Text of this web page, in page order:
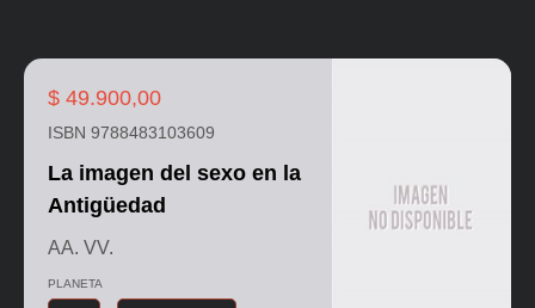
$ 49.900,00
ISBN 9788483103609
La imagen del sexo en la
Antigüedad
AA. VV.
PLANETA